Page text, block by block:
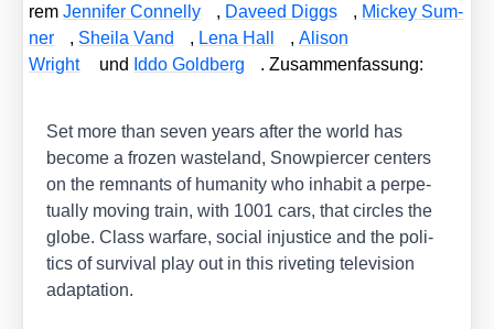
remJen­ni­fer Con­nel­ly , Dave­ed Diggs , Mickey Sum­
ner
, Shei­la Vand , Lena Hall ,Ali­son
Wright
und Iddo Gold­berg . Zusam­men­fas­sung:
Set more than seven years after the world has
beco­me a fro­zen was­te­land, Snow­pier­cer cen­ters
on the rem­nants of huma­ni­ty who inha­bit a per­pe­
tual­ly moving train, with 1001 cars, that cir­cles the
glo­be. Class war­fa­re, social inju­s­ti­ce and the poli­
tics of sur­vi­val play out in this rive­ting tele­vi­si­on
adapt­a­ti­on.